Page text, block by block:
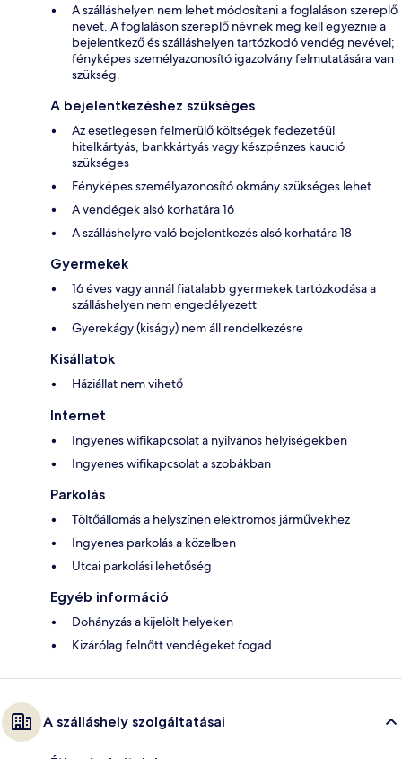
A szálláshelyen nem lehet módosítani a foglaláson szereplő
nevet. A foglaláson szereplő névnek meg kell egyeznie a
bejelentkező és szálláshelyen tartózkodó vendég nevével;
fényképes személyazonosító igazolvány felmutatására van
szükség.
A bejelentkezéshez szükséges
Az esetlegesen felmerülő költségek fedezetéül
hitelkártyás, bankkártyás vagy készpénzes kaució
szükséges
Fényképes személyazonosító okmány szükséges lehet
A vendégek alsó korhatára 16
A szálláshelyre való bejelentkezés alsó korhatára 18
Gyermekek
16 éves vagy annál fiatalabb gyermekek tartózkodása a
szálláshelyen nem engedélyezett
Gyerekágy (kiságy) nem áll rendelkezésre
Kisállatok
Háziállat nem vihető
Internet
Ingyenes wifikapcsolat a nyilvános helyiségekben
Ingyenes wifikapcsolat a szobákban
Parkolás
Töltőállomás a helyszínen elektromos járművekhez
Ingyenes parkolás a közelben
Utcai parkolási lehetőség
Egyéb információ
Dohányzás a kijelölt helyeken
Kizárólag felnőtt vendégeket fogad
A szálláshely szolgáltatásai